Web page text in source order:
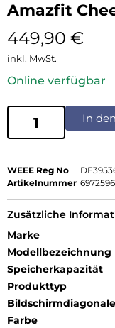
Amazfit
449,90 €
inkl. MwSt.
Online verfügbar
In
WEEE Reg No
Artikelnummer
Zusätzliche
Marke
Modellbezeichnung
Speicherkapazität
Produkttyp
Bildschirmdiagonale
Farbe